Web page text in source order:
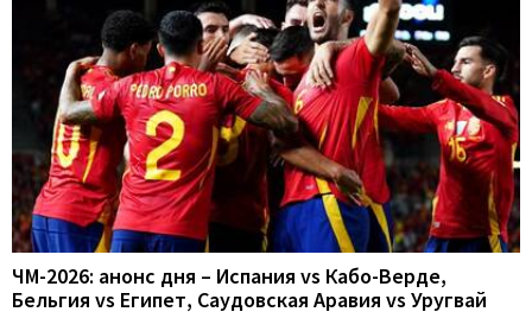
ЧМ-2026: анонс дня – Испания vs Кабо-Верде,
Бельгия vs Египет, Саудовская Аравия vs Уругвай